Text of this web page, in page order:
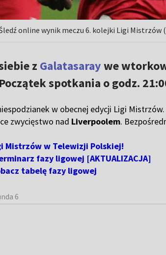
online wynik meczu 6. kolejki Ligi
z Galatasaraywe
spotkania o godz.
w obecnej edycji Ligi
zwycięstwo nad Liverpoolem.
Mistrzów w Telewizji Polskiej!
fazy ligowej [AKTUALIZACJA]
tabelę fazy ligowej
6